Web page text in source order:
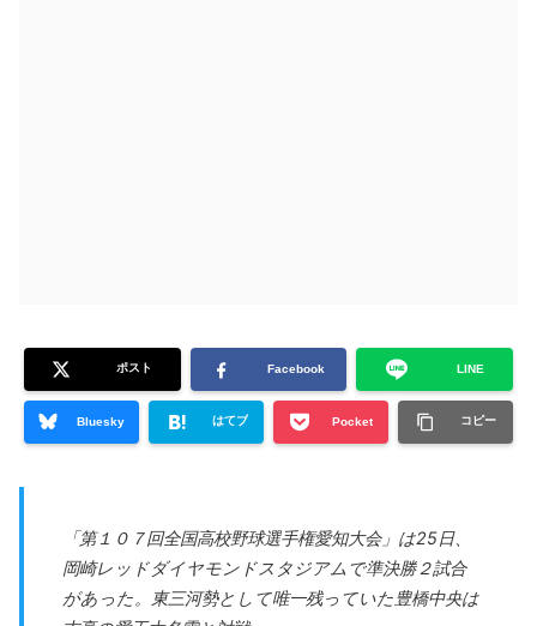
ポスト Facebook LINE
Bluesky はてブ Pocket コピー
「第１０７回全国高校野球選手権愛知大会」は25日、
岡崎レッドダイヤモンドスタジアムで準決勝２試合
があった。東三河勢として唯一残っていた豊橋中央は